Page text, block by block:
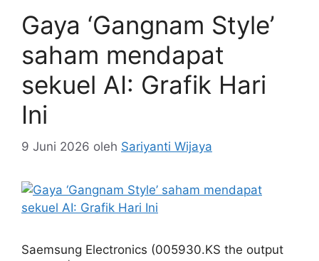
Gaya ‘Gangnam Style’
saham mendapat
sekuel AI: Grafik Hari
Ini
9 Juni 2026 oleh Sariyanti Wijaya
Saemsung Electronics (005930⁠.KS the output